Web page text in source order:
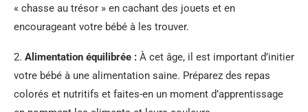
« chasse au trésor » en cachant des jouets et en
encourageant votre bébé à les trouver.
2. Alimentation équilibrée : À cet âge, il est important d’initier
votre bébé à une alimentation saine. Préparez des repas
colorés et nutritifs et faites-en un moment d’apprentissage